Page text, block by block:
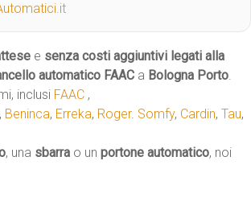
e senza costi aggiuntivi legati alla
automatico FAAC a Bologna Porto.
inclusi FAAC ,
, Beninca, Erreka, Roger. Somfy, Cardin, Tau,
, una sbarra o un portone automatico, noi